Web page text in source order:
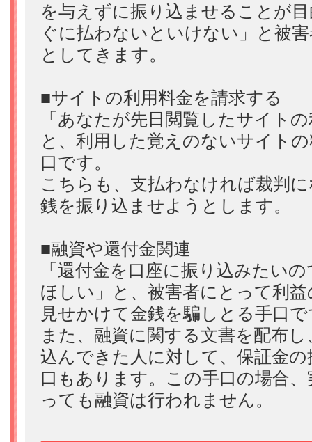
を与えずに振り込ませることが
ぐに払わないといけない」と被
としてきます。
■サイトの利用料金を請求する
「あなたが先日閲覧したサイト
と、利用した覚えのないサイト
口です。
こちらも、支払わなければ裁判
銭を振り込ませようとします。
■融資や還付金関連
「還付金を口座に振り込みたい
ほしい」と、被害者にとって利
見せかけて金銭を騙しとる手口
また、融資に関する文書を配布
込んできた人に対して、保証金
口もあります。この手口の場合
っても融資は行われません。